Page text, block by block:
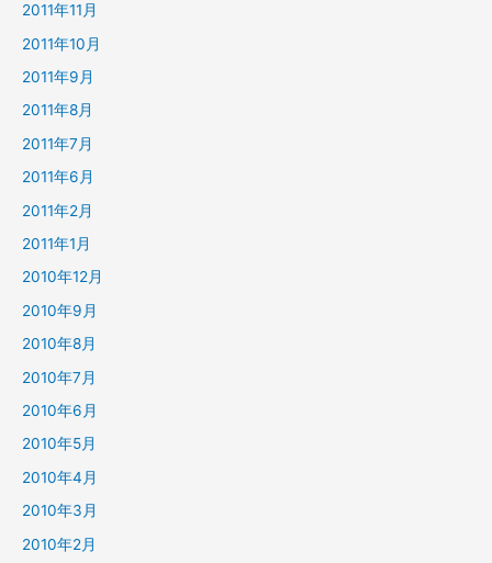
2011年11月
2011年10月
2011年9月
2011年8月
2011年7月
2011年6月
2011年2月
2011年1月
2010年12月
2010年9月
2010年8月
2010年7月
2010年6月
2010年5月
2010年4月
2010年3月
2010年2月